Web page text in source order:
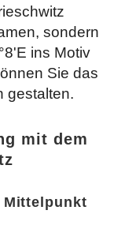
sondern
ins Motiv
Sie das
gestalten.
mit dem
Mittelpunkt